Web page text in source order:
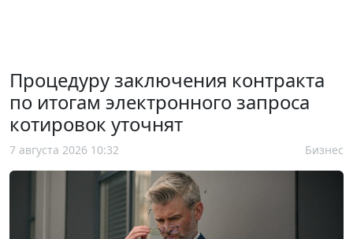
Процедуру заключения контракта
по итогам электронного запроса
котировок уточнят
7 августа 2026 10:32 Бизнес